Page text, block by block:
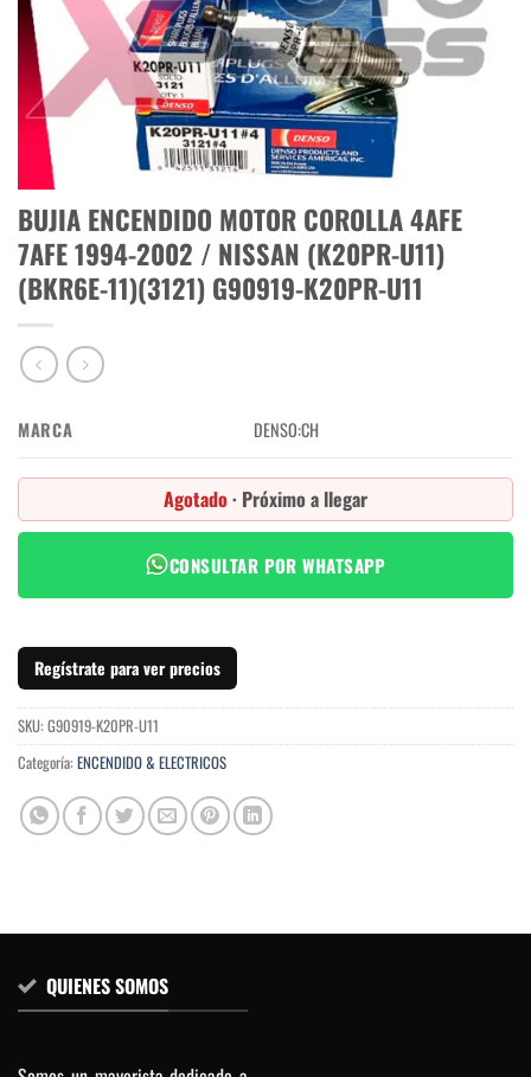
BUJIA ENCENDIDO MOTOR COROLLA 4AFE
7AFE 1994-2002 / NISSAN (K20PR-U11)
(BKR6E-11)(3121) G90919-K20PR-U11
MARCA DENSO:CH
Agotado · Próximo a llegar
CONSULTAR POR WHATSAPP
Regístrate para ver precios
SKU: G90919-K20PR-U11
Categoría: ENCENDIDO & ELECTRICOS
QUIENES SOMOS